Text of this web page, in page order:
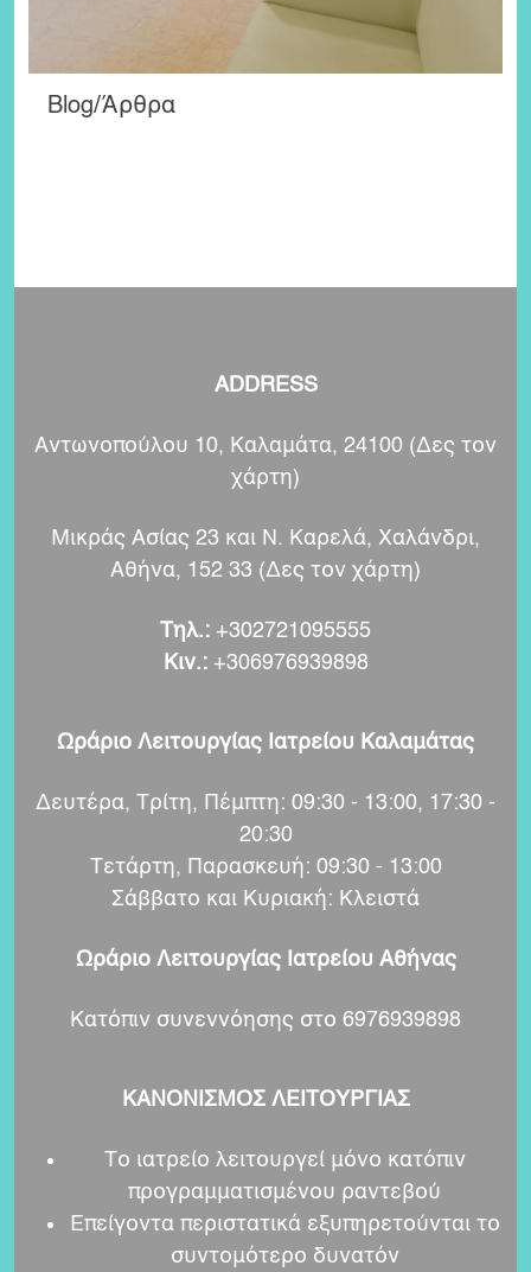
Blog/Άρθρα
ADDRESS
Αντωνοπούλου 10, Καλαμάτα, 24100 (Δες τον
χάρτη)
Μικράς Ασίας 23 και Ν. Καρελά, Χαλάνδρι,
Αθήνα, 152 33 (Δες τον χάρτη)
Τηλ.: +302721095555
Κιν.: +306976939898
Ωράριο Λειτουργίας Ιατρείου Καλαμάτας
Δευτέρα, Τρίτη, Πέμπτη: 09:30 - 13:00, 17:30 -
20:30
Τετάρτη, Παρασκευή: 09:30 - 13:00
Σάββατο και Κυριακή: Κλειστά
Ωράριο Λειτουργίας Ιατρείου Αθήνας
Κατόπιν συνεννόησης στο 6976939898
ΚΑΝΟΝΙΣΜΟΣ ΛΕΙΤΟΥΡΓΙΑΣ
Το ιατρείο λειτουργεί μόνο κατόπιν
προγραμματισμένου ραντεβού
Επείγοντα περιστατικά εξυπηρετούνται το
συντομότερο δυνατόν